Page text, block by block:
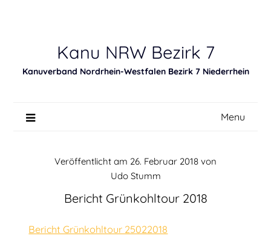
Kanu NRW Bezirk 7
Kanuverband Nordrhein-Westfalen Bezirk 7 Niederrhein
Menu
Bericht Grünkohltour 2018
Veröffentlicht am 26. Februar 2018 von
Udo Stumm
Bericht Grünkohltour 25022018